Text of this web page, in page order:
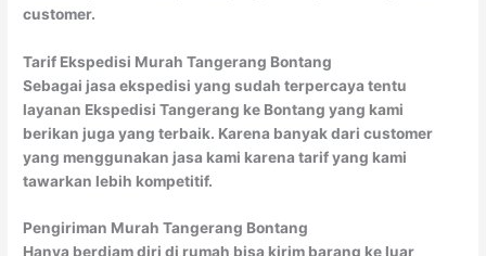
customer.
Tarif Ekspedisi Murah Tangerang Bontang
Sebagai jasa ekspedisi yang sudah terpercaya tentu
layanan Ekspedisi Tangerang ke Bontang yang kami
berikan juga yang terbaik. Karena banyak dari customer
yang menggunakan jasa kami karena tarif yang kami
tawarkan lebih kompetitif.
Pengiriman Murah Tangerang Bontang
Hanya berdiam diri di rumah bisa kirim barang ke luar